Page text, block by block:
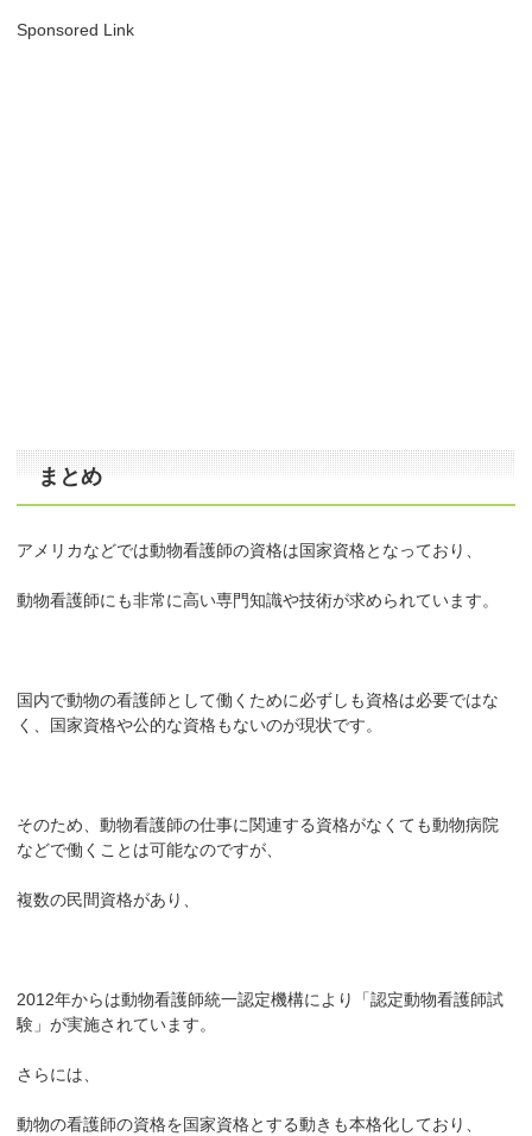
Sponsored Link
まとめ
アメリカなどでは動物看護師の資格は国家資格となっており、
動物看護師にも非常に高い専門知識や技術が求められています。
国内で動物の看護師として働くために必ずしも資格は必要ではな
く、国家資格や公的な資格もないのが現状です。
そのため、動物看護師の仕事に関連する資格がなくても動物病院
などで働くことは可能なのですが、
複数の民間資格があり、
2012年からは動物看護師統一認定機構により「認定動物看護師試
験」が実施されています。
さらには、
動物の看護師の資格を国家資格とする動きも本格化しており、